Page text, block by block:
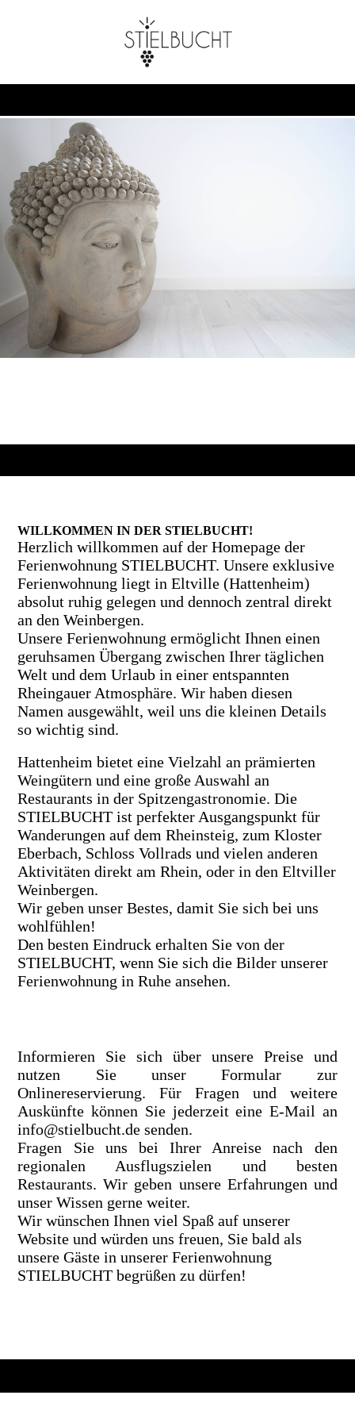
WILLKOMMEN IN DER STIELBUCHT!
Herzlich willkommen auf der Homepage der
Ferienwohnung STIELBUCHT. Unsere exklusive
Ferienwohnung liegt in Eltville (Hattenheim)
absolut ruhig gelegen und dennoch zentral direkt
an den Weinbergen.
Unsere Ferienwohnung ermöglicht Ihnen einen
geruhsamen Übergang zwischen Ihrer täglichen
Welt und dem Urlaub in einer entspannten
Rheingauer Atmosphäre. Wir haben diesen
Namen ausgewählt, weil uns die kleinen Details
so wichtig sind.
Hattenheim bietet eine Vielzahl an prämierten
Weingütern und eine große Auswahl an
Restaurants in der Spitzengastronomie. Die
STIELBUCHT ist perfekter Ausgangspunkt für
Wanderungen auf dem Rheinsteig, zum Kloster
Eberbach, Schloss Vollrads und vielen anderen
Aktivitäten direkt am Rhein, oder in den Eltviller
Weinbergen.
Wir geben unser Bestes, damit Sie sich bei uns
wohlfühlen!
Den besten Eindruck erhalten Sie von der
STIELBUCHT, wenn Sie sich die Bilder unserer
Ferienwohnung in Ruhe ansehen.
Informieren Sie sich über unsere Preise und
nutzen Sie unser Formular zur
Onlinereservierung. Für Fragen und weitere
Auskünfte können Sie jederzeit eine E-Mail an
info@stielbucht.de senden.
Fragen Sie uns bei Ihrer Anreise nach den
regionalen Ausflugszielen und besten
Restaurants. Wir geben unsere Erfahrungen und
unser Wissen gerne weiter.
Wir wünschen Ihnen viel Spaß auf unserer
Website und würden uns freuen, Sie bald als
unsere Gäste in unserer Ferienwohnung
STIELBUCHT begrüßen zu dürfen!